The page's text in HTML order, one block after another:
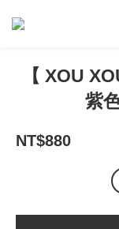
【 XOU
紫
NT$880